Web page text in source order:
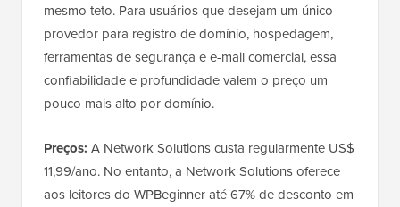
mesmo teto. Para usuários que desejam um único
provedor para registro de domínio, hospedagem,
ferramentas de segurança e e-mail comercial, essa
confiabilidade e profundidade valem o preço um
pouco mais alto por domínio.
Preços: A Network Solutions custa regularmente US$
11,99/ano. No entanto, a Network Solutions oferece
aos leitores do WPBeginner até 67% de desconto em